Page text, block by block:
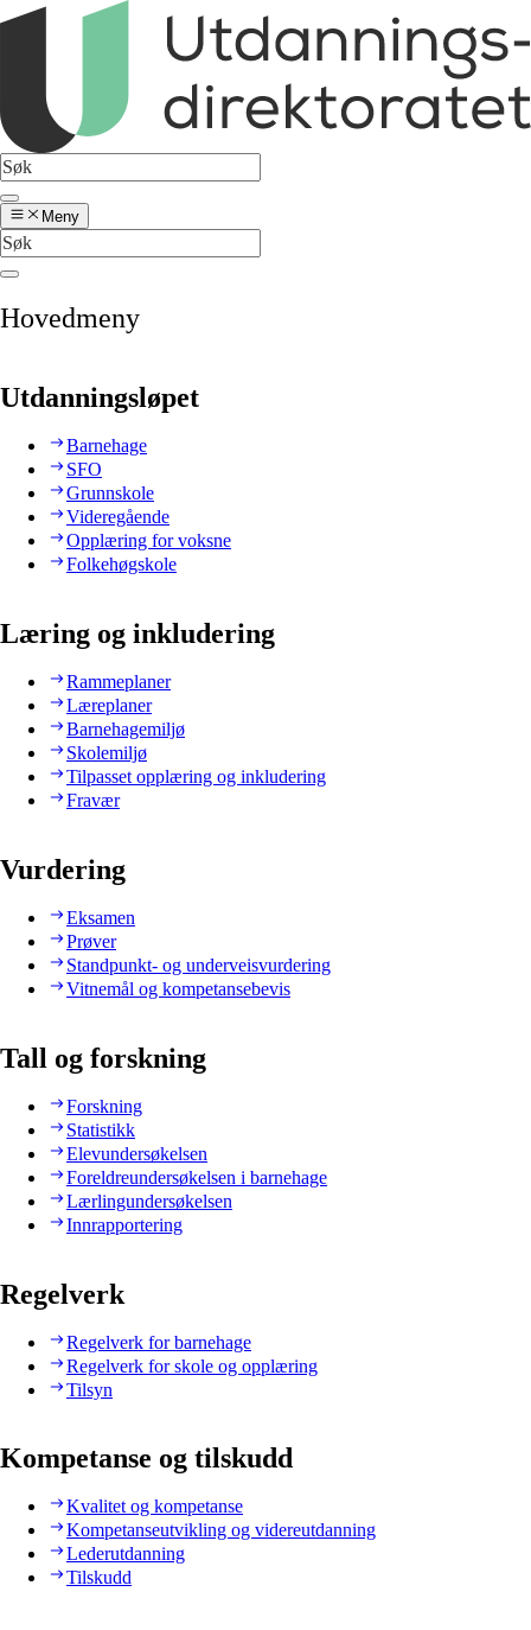
Meny
Hovedmeny
Utdanningsløpet
Barnehage
SFO
Grunnskole
Videregående
Opplæring for voksne
Folkehøgskole
Læring og inkludering
Rammeplaner
Læreplaner
Barnehagemiljø
Skolemiljø
Tilpasset opplæring og inkludering
Fravær
Vurdering
Eksamen
Prøver
Standpunkt- og underveisvurdering
Vitnemål og kompetansebevis
Tall og forskning
Forskning
Statistikk
Elevundersøkelsen
Foreldreundersøkelsen i barnehage
Lærlingundersøkelsen
Innrapportering
Regelverk
Regelverk for barnehage
Regelverk for skole og opplæring
Tilsyn
Kompetanse og tilskudd
Kvalitet og kompetanse
Kompetanseutvikling og videreutdanning
Lederutdanning
Tilskudd